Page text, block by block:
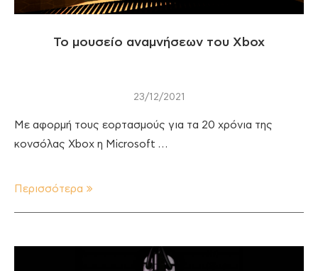
Το μουσείο αναμνήσεων του Xbox
23/12/2021
Με αφορμή τους εορτασμούς για τα 20 χρόνια της
κονσόλας Xbox η Microsoft …
Περισσότερα